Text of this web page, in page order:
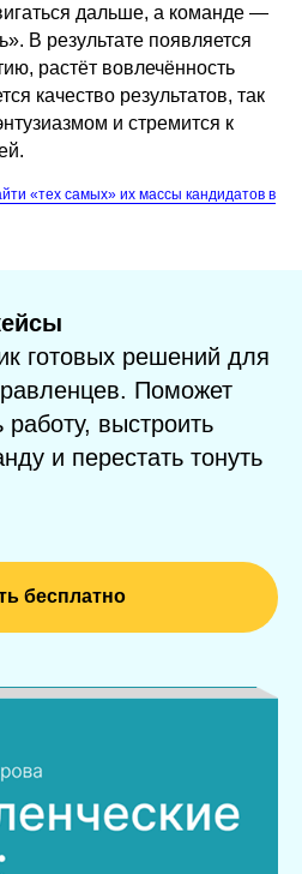
дальше, а команде —
В результате появляется
растёт вовлечённость
качество результатов, так
и стремится к
«тех самых» их массы кандидатов в
готовых решений для
Поможет
работу, выстроить
и перестать тонуть
бесплатно